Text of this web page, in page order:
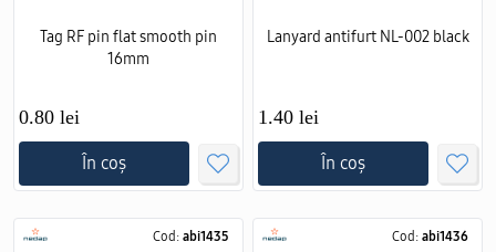
Tag RF pin flat smooth pin
16mm
0.80 lei
În coș
Lanyard antifurt NL-002 black
1.40 lei
În coș
Cod: abi1435 Cod: abi1436